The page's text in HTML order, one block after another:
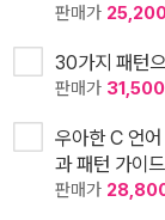
판매가
30가지 패턴
판매가 31,500
우아한 C 언
과 패턴 가이드
판매가